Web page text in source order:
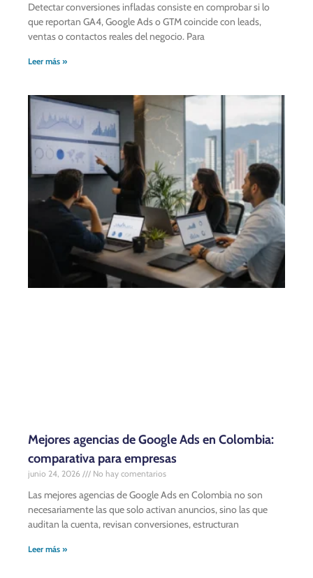
Detectar conversiones infladas consiste en comprobar si lo
que reportan GA4, Google Ads o GTM coincide con leads,
ventas o contactos reales del negocio. Para
Leer más »
Mejores agencias de Google Ads en Colombia:
comparativa para empresas
junio 24, 2026 No hay comentarios
Las mejores agencias de Google Ads en Colombia no son
necesariamente las que solo activan anuncios, sino las que
auditan la cuenta, revisan conversiones, estructuran
Leer más »